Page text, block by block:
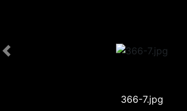
366-7.jpg
Previous